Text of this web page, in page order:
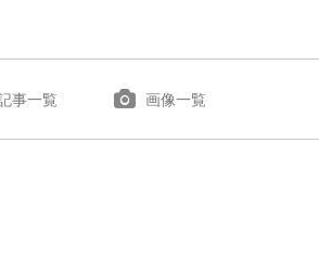
事一覧 画像一覧